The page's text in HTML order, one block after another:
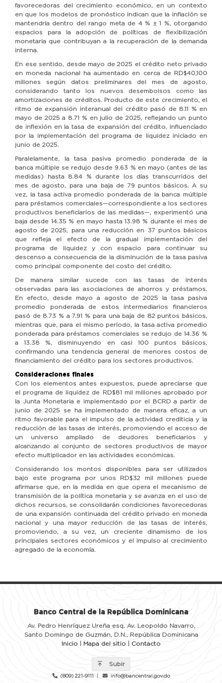
favorecedoras del crecimiento económico, en un contexto
en que los modelos de pronóstico indican que la inflación se
mantendría dentro del rango meta de 4 % ± 1 %, otorgando
espacios para la adopción de políticas de flexibilización
monetaria que contribuyan a la recuperación de la demanda
interna.
En ese sentido, desde mayo de 2025 el crédito neto privado
en moneda nacional ha aumentado en cerca de RD$40,100
millones según datos preliminares del mes de agosto,
considerando tanto los nuevos desembolsos como las
amortizaciones de créditos. Producto de este crecimiento, el
ritmo de expansión interanual del crédito pasó de 8.11 % en
mayo de 2025 a 8.71 % en julio de 2025, reflejando un punto
de inflexión en la tasa de expansión del crédito, influenciado
por la implementación del programa de liquidez iniciado en
junio de 2025.
Paralelamente, la tasa pasiva promedio ponderada de la
banca múltiple se redujo desde 9.63 % en mayo (antes de las
medidas) hasta 8.84 % durante los días transcurridos del
mes de agosto, para una baja de 79 puntos básicos. A su
vez, la tasa activa promedio ponderada de la banca múltiple
para préstamos comerciales—correspondiente a los sectores
productivos beneficiarios de las medidas—, experimentó una
baja desde 14.35 % en mayo hasta 13.98 % durante el mes de
agosto de 2025, para una reducción en 37 puntos básicos
que refleja el efecto de la gradual implementación del
programa de liquidez y con espacio para continuar su
descenso a consecuencia de la disminución de la tasa pasiva
como principal componente del costo del crédito.
De manera similar sucede con las tasas de interés
observadas para las asociaciones de ahorros y préstamos.
En efecto, desde mayo a agosto de 2025 la tasa pasiva
promedio ponderada de estos intermediarios financieros
pasó de 8.73 % a 7.91 % para una baja de 82 puntos básicos,
mientras que, para el mismo período, la tasa activa promedio
ponderada para préstamos comerciales se redujo de 14.36 %
a 13.38 %, disminuyendo en casi 100 puntos básicos,
confirmando una tendencia general de menores costos de
financiamiento del crédito para los sectores productivos.
Consideraciones finales
Con los elementos antes expuestos, puede apreciarse que
el programa de liquidez de RD$81 mil millones aprobado por
la Junta Monetaria e implementado por el BCRD a partir de
junio de 2025 se ha implementado de manera eficaz, a un
ritmo favorable para el impulso de la actividad crediticia y la
reducción de las tasas de interés, promoviendo el acceso de
un universo ampliado de deudores beneficiarios y
alcanzando al conjunto de sectores productivos de mayor
efecto multiplicador en las actividades económicas.
Considerando los montos disponibles para ser utilizados
bajo este programa por unos RD$32 mil millones puede
afirmarse que, en la medida en que opera el mecanismo de
transmisión de la política monetaria y se avanza en el uso de
dichos recursos, se consolidarán condiciones favorecedoras
de una expansión continuada del crédito privado en moneda
nacional y una mayor reducción de las tasas de interés,
promoviendo, a su vez, un creciente dinamismo de los
principales sectores económicos y el impulso al crecimiento
agregado de la economía.
Banco Central de la República Dominicana
Av. Pedro Henríquez Ureña esq. Av. Leopoldo Navarro,
Santo Domingo de Guzmán, D.N., República Dominicana
Inicio
Mapa del sitio Contacto
Subir
(809) 221-9111
info@bancentral.gov.do